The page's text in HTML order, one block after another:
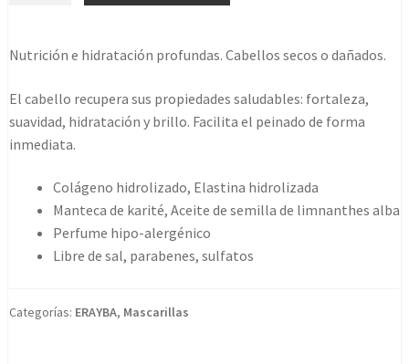
28,12€.23,77€.
1000ml
Nutrición e hidratación profundas. Cabellos secos o dañados.
El cabello recupera sus propiedades saludables: fortaleza,
suavidad, hidratación y brillo. Facilita el peinado de forma
inmediata.
Colágeno hidrolizado, Elastina hidrolizada
Manteca de karité, Aceite de semilla de limnanthes alba
Perfume hipo-alergénico
Libre de sal, parabenes, sulfatos
Categorías: ERAYBA, Mascarillas